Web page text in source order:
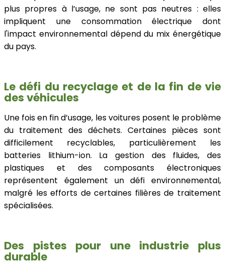
plus propres à l’usage, ne sont pas neutres : elles
impliquent une consommation électrique dont
l'impact environnemental dépend du mix énergétique
du pays.
Le défi du recyclage et de la fin de vie
des véhicules
Une fois en fin d’usage, les voitures posent le problème
du traitement des déchets. Certaines pièces sont
difficilement recyclables, particulièrement les
batteries lithium-ion. La gestion des fluides, des
plastiques et des composants électroniques
représentent également un défi environnemental,
malgré les efforts de certaines filières de traitement
spécialisées.
Des pistes pour une industrie plus
durable